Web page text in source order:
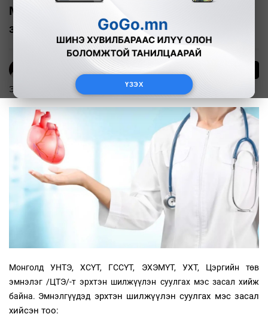
ҮЗЭХ
Монголд зүрх шилжүүлэн суулгах мэс
заслыг нэвтрүүлэхэд бэлэн болжээ
Эрүүл мэнд 2025-11-07
Монголд УНТЭ, ХСҮТ, ГССҮТ, ЭХЭМҮТ, УХТ, Цэргийн төв
эмнэлэг /ЦТЭ/-т эрхтэн шилжүүлэн суулгах мэс засал хийж
байна. Эмнэлгүүдэд эрхтэн шилжүүлэн суулгах мэс засал
хийсэн тоо: